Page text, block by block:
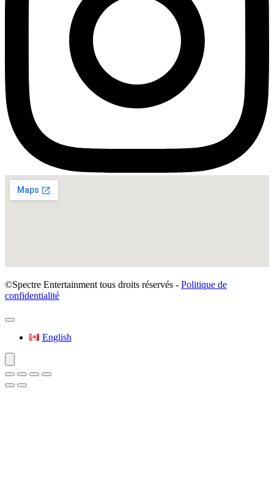
©Spectre Entertainment tous droits réservés - Politique de
confidentialité
English